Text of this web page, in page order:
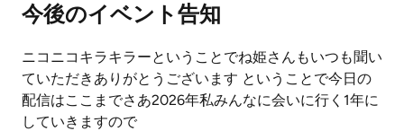
今後のイベント告知
ニコニコキラキラーということでね姫さんもいつも聞い
ていただきありがとうございます ということで今日の
配信はここまでさあ2026年私みんなに会いに行く1年に
していきますので